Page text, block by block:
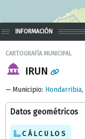
INFORMACIÓN
CARTOGRAFÍA MUNICIPAL
IRUN
Municipio: Hondarribia,
Datos geométricos
CÁLCULOS